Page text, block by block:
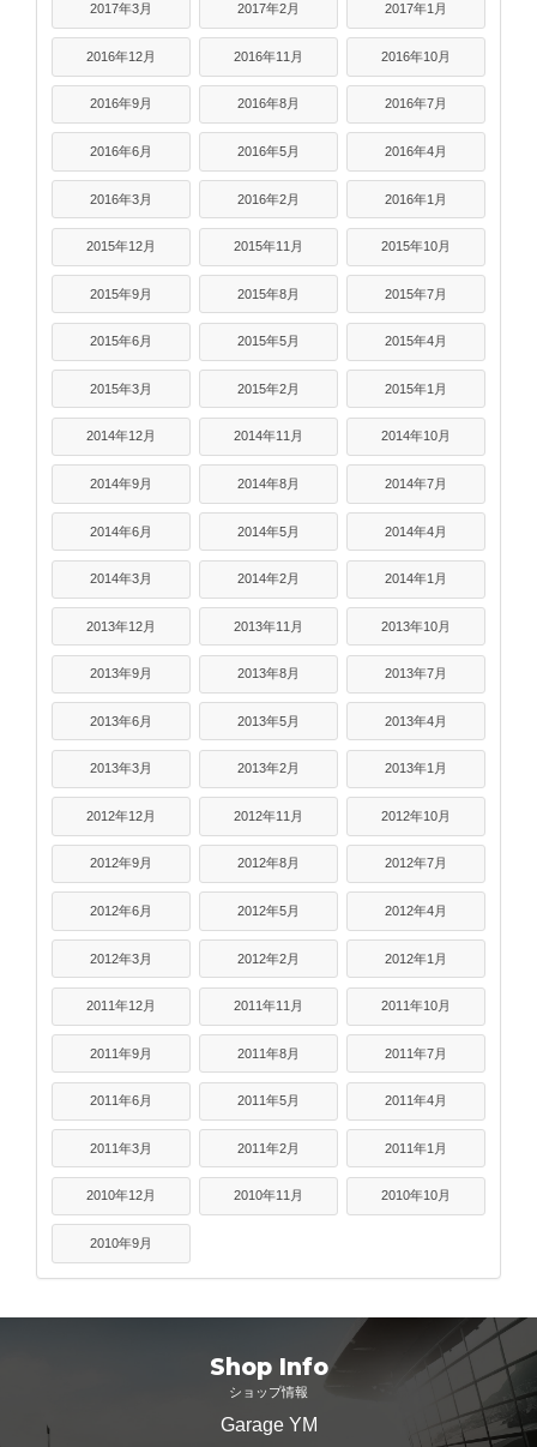
2017年3月 2017年2月 2017年1月
2016年12月 2016年11月 2016年10月
2016年9月 2016年8月 2016年7月
2016年6月 2016年5月 2016年4月
2016年3月 2016年2月 2016年1月
2015年12月 2015年11月 2015年10月
2015年9月 2015年8月 2015年7月
2015年6月 2015年5月 2015年4月
2015年3月 2015年2月 2015年1月
2014年12月 2014年11月 2014年10月
2014年9月 2014年8月 2014年7月
2014年6月 2014年5月 2014年4月
2014年3月 2014年2月 2014年1月
2013年12月 2013年11月 2013年10月
2013年9月 2013年8月 2013年7月
2013年6月 2013年5月 2013年4月
2013年3月 2013年2月 2013年1月
2012年12月 2012年11月 2012年10月
2012年9月 2012年8月 2012年7月
2012年6月 2012年5月 2012年4月
2012年3月 2012年2月 2012年1月
2011年12月 2011年11月 2011年10月
2011年9月 2011年8月 2011年7月
2011年6月 2011年5月 2011年4月
2011年3月 2011年2月 2011年1月
2010年12月 2010年11月 2010年10月
2010年9月
Shop Info
ショップ情報
Garage YM